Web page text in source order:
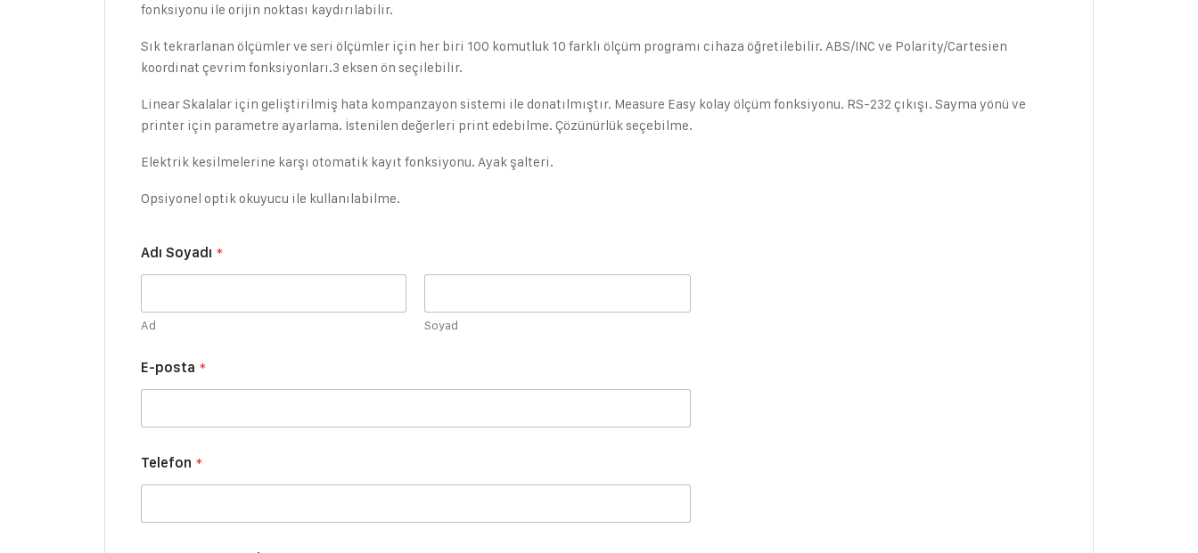
fonksiyonu ile orijin noktası kaydırılabilir.
Sık tekrarlanan ölçümler ve seri ölçümler için her biri 100 komutluk 10 farklı ölçüm programı cihaza öğretilebilir. ABS/INC ve Polarity/Cartesien
koordinat çevrim fonksiyonları.3 eksen ön seçilebilir.
Linear Skalalar için geliştirilmiş hata kompanzayon sistemi ile donatılmıştır. Measure Easy kolay ölçüm fonksiyonu. RS-232 çıkışı. Sayma yönü ve
printer için parametre ayarlama. İstenilen değerleri print edebilme. Çözünürlük seçebilme.
Elektrik kesilmelerine karşı otomatik kayıt fonksiyonu. Ayak şalteri.
Opsiyonel optik okuyucu ile kullanılabilme.
o
y
d
ı
y
a
ı
o
ı
Adı Soyadı *
Ad Soyad
E-posta *
Telefon *